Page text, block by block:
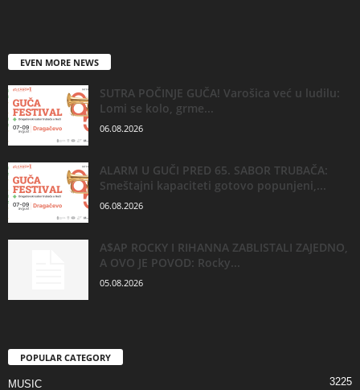
EVEN MORE NEWS
SUTRA POČINJE GUČA! Varošica već u ludilu:
Lomi se kolo, grme...
06.08.2026
ALARM U GUČI PRED 65. SABOR TRUBAČA:
Smeštajni kapaciteti gotovo popunjeni,...
06.08.2026
A$AP ROCKY I RIHANNA ZABLISTALI ZAJEDNO,
A OVO JE POVOD: Rocky...
05.08.2026
POPULAR CATEGORY
MUSIC 3225